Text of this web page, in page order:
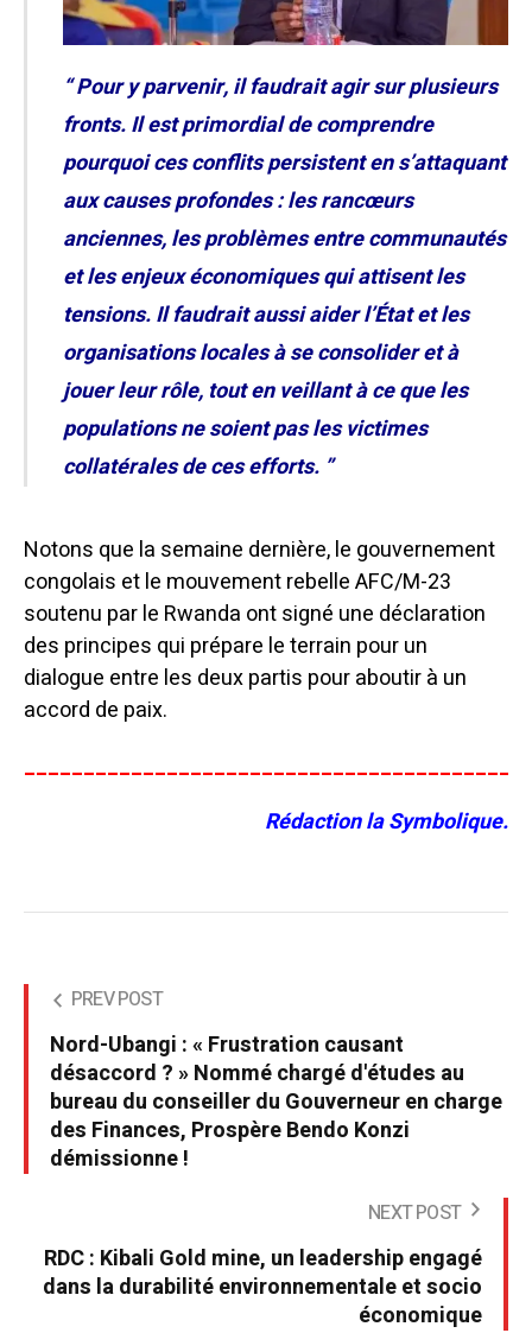
“ Pour y parvenir, il faudrait agir sur plusieurs
fronts. Il est primordial de comprendre
pourquoi ces conflits persistent en s’attaquant
aux causes profondes : les rancœurs
anciennes, les problèmes entre communautés
et les enjeux économiques qui attisent les
tensions. Il faudrait aussi aider l’État et les
organisations locales à se consolider et à
jouer leur rôle, tout en veillant à ce que les
populations ne soient pas les victimes
collatérales de ces efforts. ”
Notons que la semaine dernière, le gouvernement
congolais et le mouvement rebelle AFC/M-23
soutenu par le Rwanda ont signé une déclaration
des principes qui prépare le terrain pour un
dialogue entre les deux partis pour aboutir à un
accord de paix.
__________________________________________
Rédaction la Symbolique.
PREV POST
Nord-Ubangi : « Frustration causant
désaccord ? » Nommé chargé d'études au
bureau du conseiller du Gouverneur en charge
des Finances, Prospère Bendo Konzi
démissionne !
NEXT POST
RDC : Kibali Gold mine, un leadership engagé
dans la durabilité environnementale et socio
économique